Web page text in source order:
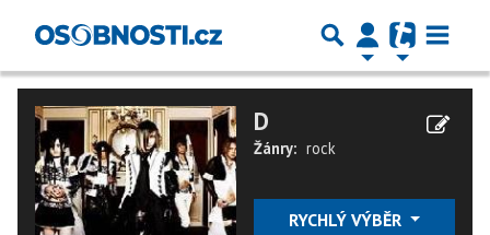
D
Žánry: rock
RYCHLÝ VÝBĚR